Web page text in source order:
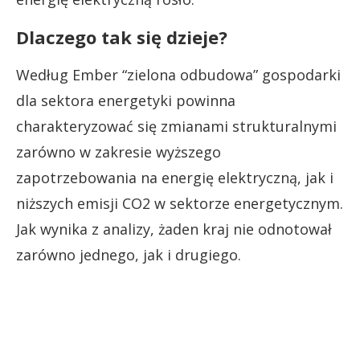
Dlaczego tak się dzieje?
Według Ember “zielona odbudowa” gospodarki
dla sektora energetyki powinna
charakteryzować się zmianami strukturalnymi
zarówno w zakresie wyższego
zapotrzebowania na energię elektryczną, jak i
niższych emisji CO2 w sektorze energetycznym.
Jak wynika z analizy, żaden kraj nie odnotował
zarówno jednego, jak i drugiego.